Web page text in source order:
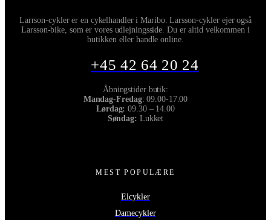
Larrson-cykler er en cykelhandler i Maribo. Larsson-cykler ejer også
Larsson-bike, som er vores udlejningsside. Du er altid velkommen i
butikken eller handle online.
+45 42 64 20 24
Åbningstider butik:
Mandag-Fredag: 09.00-17.00
Lørdag:09.30 – 14.00
Søndag: Lukket
MEST POPULÆRE
Elcykler
Damecykler